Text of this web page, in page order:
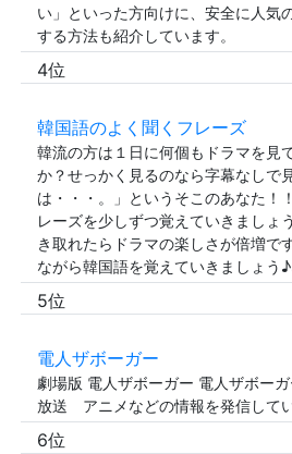
い」といった方向けに、安全に人気
する方法も紹介しています。
4位
韓国語のよく聞くフレーズ
韓流の方は１日に何個もドラマを見
か？せっかく見るのなら字幕なしで
は・・・。」というそこのあなた！
レーズを少しずつ覚えていきましょ
き取れたらドラマの楽しさが倍増で
ながら韓国語を覚えていきましょう
5位
電人ザボーガー
劇場版 電人ザボーガー 電人ザボー
放送 アニメなどの情報を発信してい
6位